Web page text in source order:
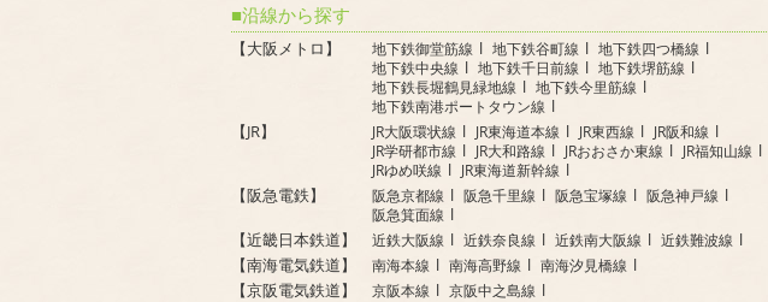
沿線から探す
【大阪メトロ】 地下鉄御堂筋線 地下鉄谷町線
地下鉄四つ橋線
地下鉄中央線
地下鉄千日前線
地下鉄堺筋線
地下鉄長堀鶴見緑地線
地下鉄今里筋線
地下鉄南港ポートタウン線
【JR】 JR大阪環状線 JR東海道本線 JR東西線
JR阪和線
JR学研都市線
JR大和路線 JRおおさか東線
JR福知山線
JRゆめ咲線
JR東海道新幹線
【阪急電鉄】 阪急京都線 阪急千里線 阪急宝塚線
阪急神戸線
阪急箕面線
【近畿日本鉄道】 近鉄大阪線 近鉄奈良線 近鉄南大阪線 近鉄難波線
【南海電気鉄道】 南海本線 南海高野線 南海汐見橋線
【京阪電気鉄道】 京阪本線 京阪中之島線